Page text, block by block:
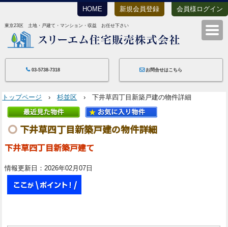
HOME 新規会員登録 会員様ログイン
東京23区 土地・戸建て・マンション・収益 お任せ下さい
03-5738-7318 お問合せはこちら
トップページ ›杉並区 › 下井草四丁目新築戸建の物件詳細
下井草四丁目新築戸建の物件詳細
下井草四丁目新築戸建て
情報更新日：2026年02月07日